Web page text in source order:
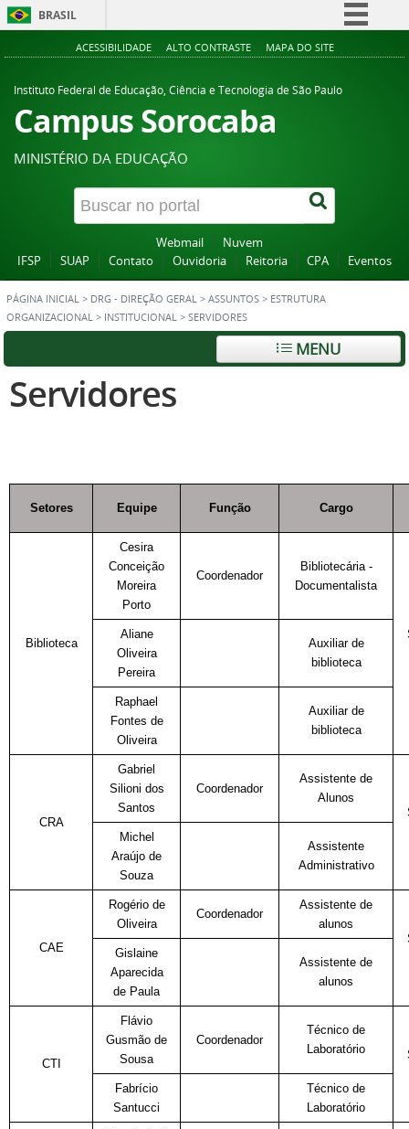
BRASIL
Simplifique!
Acesso à informação
Canais
ACESSIBILIDADE ALTO CONTRASTE MAPA DO SITE
Instituto Federal de Educação, Ciência e Tecnologia de São Paulo
Campus Sorocaba
MINISTÉRIO DA EDUCAÇÃO
Webmail
Nuvem
IFSP
SUAP Contato Ouvidoria Reitoria CPA Eventos
PÁGINA INICIAL > DRG - DIREÇÃO GERAL > ASSUNTOS > ESTRUTURA
ORGANIZACIONAL > INSTITUCIONAL > SERVIDORES
MENU
Servidores
Setores Equipe Função Cargo
Biblioteca
Cesira
Conceição
Moreira
Porto
Coordenador
Bibliotecária -
Documentalista
Aliane
Oliveira
Pereira
Auxiliar de
biblioteca
Raphael
Fontes de
Oliveira
Auxiliar de
biblioteca
CRA
Gabriel
Silioni dos
Santos
Coordenador
Assistente de
Alunos
Michel
Araújo de
Souza
Assistente
Administrativo
CAE
Rogério de
Oliveira
Coordenador
Assistente de
alunos
Gislaine
Aparecida
de Paula
Assistente de
alunos
CTI
Flávio
Gusmão de
Sousa
Coordenador
Técnico de
Laboratório
Fabrício
Santucci
Técnico de
Laboratório